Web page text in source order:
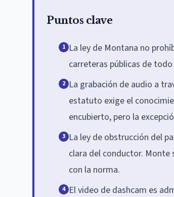
Puntos clave
1 La ley de Montana no
carreteras públicas de
2 La grabación de audio a
estatuto exige el
encubierto, pero la
3 La ley de obstrucción del
clara del conductor. Monte
con la norma.
4 El video de dashcam es